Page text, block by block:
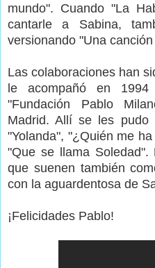
mundo". Cuando "La
cantarle a Sabina,
versionando "Una
Las colaboraciones han
le acompañó en
"Fundación Pablo
Madrid. Allí se les pudo
"Yolanda", "¿Quién me
"Que se llama Soledad".
que suenen también
con la aguardentosa de
¡Felicidades Pablo!